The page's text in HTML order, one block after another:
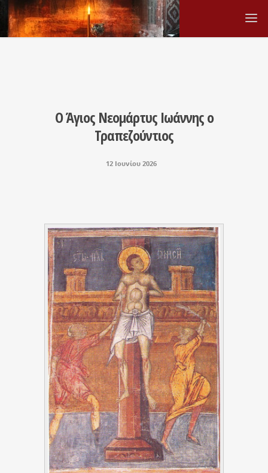
Ο Άγιος Νεομάρτυς Ιωάννης ο
Τραπεζούντιος
12 Ιουνίου 2026